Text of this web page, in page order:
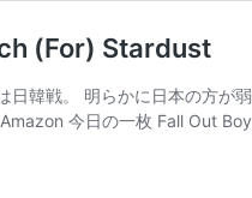
(For) Stardust
日韓戦。 明らかに日本の方が
Amazon 今日の一枚 Fall Out